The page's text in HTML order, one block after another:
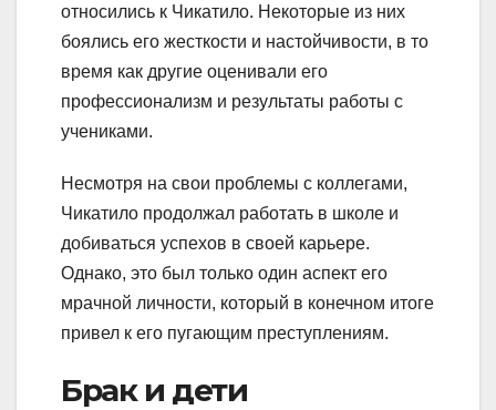
относились к Чикатило. Некоторые из них
боялись его жесткости и настойчивости, в то
время как другие оценивали его
профессионализм и результаты работы с
учениками.
Несмотря на свои проблемы с коллегами,
Чикатило продолжал работать в школе и
добиваться успехов в своей карьере.
Однако, это был только один аспект его
мрачной личности, который в конечном итоге
привел к его пугающим преступлениям.
Брак и дети